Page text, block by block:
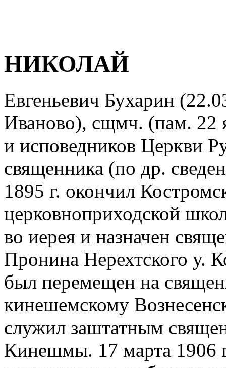
НИКОЛАЙ
Евгеньевич Бухарин
Иваново), сщмч. (пам. 22
и исповедников Церкви
священника (по др.
1895 г. окончил
церковноприходской
во иерея и назначен
Пронина Нерехтского у.
был перемещен на
кинешемскому
служил заштатным
Кинешмы. 17 марта 1906